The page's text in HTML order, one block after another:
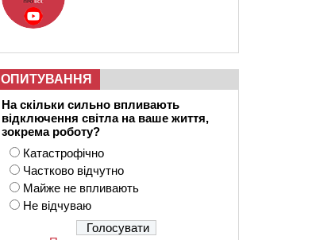
ОПИТУВАННЯ
На скільки сильно впливають
відключення світла на ваше життя,
зокрема роботу?
Катастрофічно
Частково відчутно
Майже не впливають
Не відчуваю